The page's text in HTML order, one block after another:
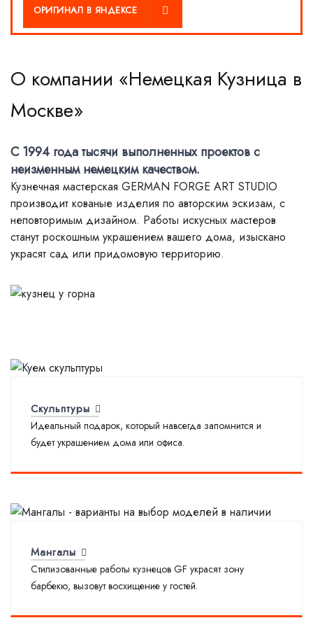
Скульптуры
Идеальный подарок, который навсегда запомнится и
будет украшением дома или офиса.
Мангалы
Стилизованные работы кузнецов GF украсят зону
барбекю, вызовут восхищение у гостей.
ОРИГИНАЛ В ЯНДЕКСЕ
О компании «Немецкая Кузница в
Москве»
С 1994 года тысячи выполненных проектов с
неизменным немецким качеством.
Кузнечная мастерская GERMAN FORGE ART STUDIO
производит кованые изделия по авторским эскизам, с
неповторимым дизайном. Работы искусных мастеров
станут роскошным украшением вашего дома, изыскано
украсят сад или придомовую территорию.